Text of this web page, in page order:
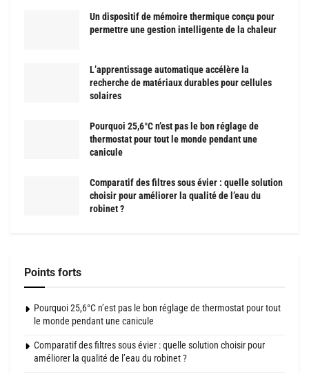
Un dispositif de mémoire thermique conçu pour
permettre une gestion intelligente de la chaleur
L’apprentissage automatique accélère la
recherche de matériaux durables pour cellules
solaires
Pourquoi 25,6°C n’est pas le bon réglage de
thermostat pour tout le monde pendant une
canicule
Comparatif des filtres sous évier : quelle solution
choisir pour améliorer la qualité de l’eau du
robinet ?
Points forts
Pourquoi 25,6°C n’est pas le bon réglage de thermostat pour tout
le monde pendant une canicule
Comparatif des filtres sous évier : quelle solution choisir pour
améliorer la qualité de l’eau du robinet ?